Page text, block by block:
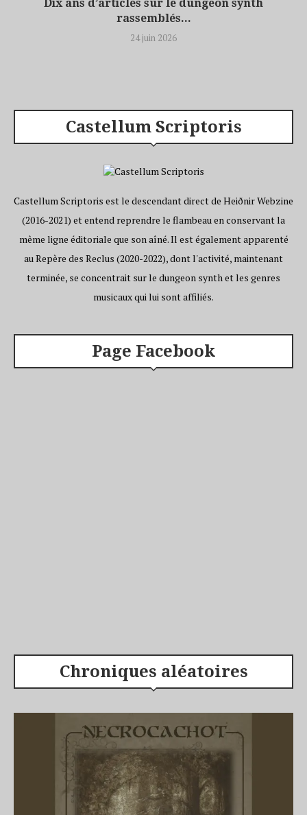
Dix ans d’articles sur le dungeon synth
rassemblés...
24 juin 2026
Castellum Scriptoris
Castellum Scriptoris est le descendant direct de Heiðnir Webzine
(2016-2021) et entend reprendre le flambeau en conservant la
même ligne éditoriale que son aîné. Il est également apparenté
au Repère des Reclus (2020-2022), dont l'activité, maintenant
terminée, se concentrait sur le dungeon synth et les genres
musicaux qui lui sont affiliés.
Page Facebook
Chroniques aléatoires